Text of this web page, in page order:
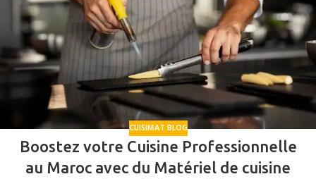
CUISIMAT BLOG
Boostez votre Cuisine Professionnelle
au Maroc avec du Matériel de cuisine